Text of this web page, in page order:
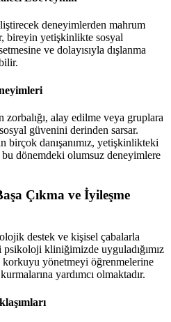
deneyimlerden mahrum
bireyin yetişkinlikte sosyal
ve dolayısıyla dışlanma
alay edilme veya gruplara
güvenini derinden sarsar.
birçok danışanımız, yetişkinlikteki
bu dönemdeki olumsuz deneyimlere
Çıkma ve İyileşme
destek ve kişisel çabalarla
kliniğimizde uyguladığımız
yönetmeyi öğrenmelerine
yardımcı olmaktadır.